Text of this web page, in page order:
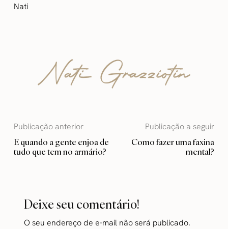
Nati
Publicação anterior
E quando a gente enjoa de
tudo que tem no armário?
Publicação a seguir
Como fazer uma faxina
mental?
Deixe seu comentário!
O seu endereço de e-mail não será publicado.